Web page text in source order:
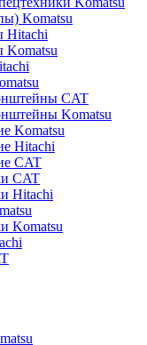
Komatsu
Hitachi
CAT
Komatsu
Komatsu
Hitachi
CAT
CAT
Hitachi
Komatsu